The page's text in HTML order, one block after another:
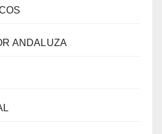
ANDALUZA